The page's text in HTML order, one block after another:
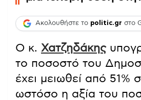
Ακολουθήστε το politic.gr στο
Ο κ. Χατζηδάκης
το ποσοστό του
έχει μειωθεί από 51%
ωστόσο η αξία του